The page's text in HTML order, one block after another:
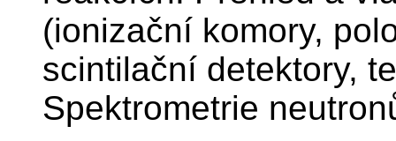
(ionizační komory,
scintilační detektory,
Spektrometrie